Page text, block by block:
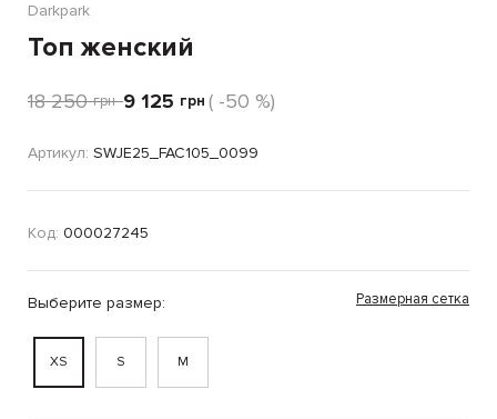
Darkpark
Топ женский
18 250 грн 9 125 грн ( -50 %)
Артикул: SWJE25_FAC105_0099
Код: 000027245
Выберите размер:
XS S M
Размерная сетка